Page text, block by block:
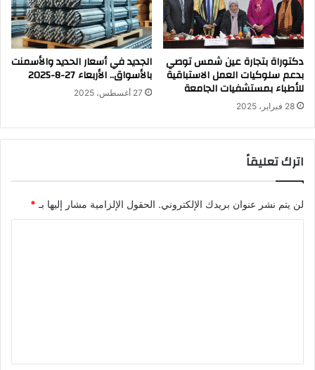
دكتوراة بتجارة عين شمس توصي
بدعم سلوكيات العمل الاستباقية
للأطباء بمستشفيات الجامعة
28 فبراير، 2025
الجديد في أسعار الحديد والأسمنت
بالأسواق.. الأربعاء 27-8-2025
27 أغسطس، 2025
اترك تعليقاً
لن يتم نشر عنوان بريدك الإلكتروني. الحقول الإلزامية مشار إليها بـ *